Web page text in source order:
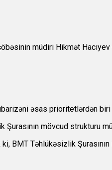
müdiri Hikmət Hacıyev
əsas prioritetlərdən
mövcud strukturu
BMT Təhlükəsizlik